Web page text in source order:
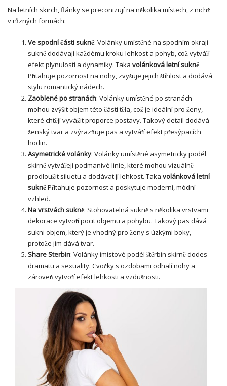
Na letních skirch, flánky se preconizují na několika místech, z nichž
v různých formách:
Ve spodní části sukně: Volánky umístěné na spodním okraji
sukně dodávají každému kroku lehkost a pohyb, což vytváří
efekt plynulosti a dynamiky. Taka volánková letní sukně
Přitahuje pozornost na nohy, zvyšuje jejich štíhlost a dodává
stylu romantický nádech.
Zaoblené po stranách: Volánky umístěné po stranách
mohou zvýšit objem této části těla, což je ideální pro ženy,
které chtějí vyvážit proporce postavy. Takový detail dodává
ženský tvar a zvýrazňuje pas a vytváří efekt přesýpacích
hodin.
Asymetrické volánky: Volánky umístěné asymetricky podél
skirně vytvářejí podmanivé linie, které mohou vizuálně
prodloužit siluetu a dodávat jí lehkost. Taka volánková letní
sukněPřitahuje pozornost a poskytuje moderní, módní
vzhled.
Na vrstvách sukně: Stohovatelná sukně s několika vrstvami
dekorace vytvoří pocit objemu a pohybu. Takový pas dává
sukni objem, který je vhodný pro ženy s úzkými boky,
protože jim dává tvar.
Share Sterbin: Volánky imistové podél štěrbin skirně dodes
dramatu a sexuality. Cvočky s ozdobami odhalí nohy a
zároveň vytvoří efekt lehkosti a vzdušnosti.